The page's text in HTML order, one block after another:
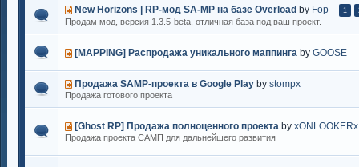
New Horizons | RP-мод SA-MP на базе Overload by Fop 1
Продам мод, версия 1.3.5-beta, отличная база под ваш проект.
[MAPPING] Распродажа уникального маппинга by GOOSE
Продажа SAMP-проекта в Google Play by stompx
Продажа готового проекта
[Ghost RP] Продажа полноценного проекта by xONLOOKERx
Продажа проекта САМП для дальнейшего развития